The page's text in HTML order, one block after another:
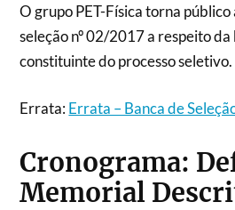
O grupo PET-Física torna
seleção nº 02/2017 a respeito
constituinte do processo seletivo.
Errata:Errata – Banca de
Cronograma:
Memorial